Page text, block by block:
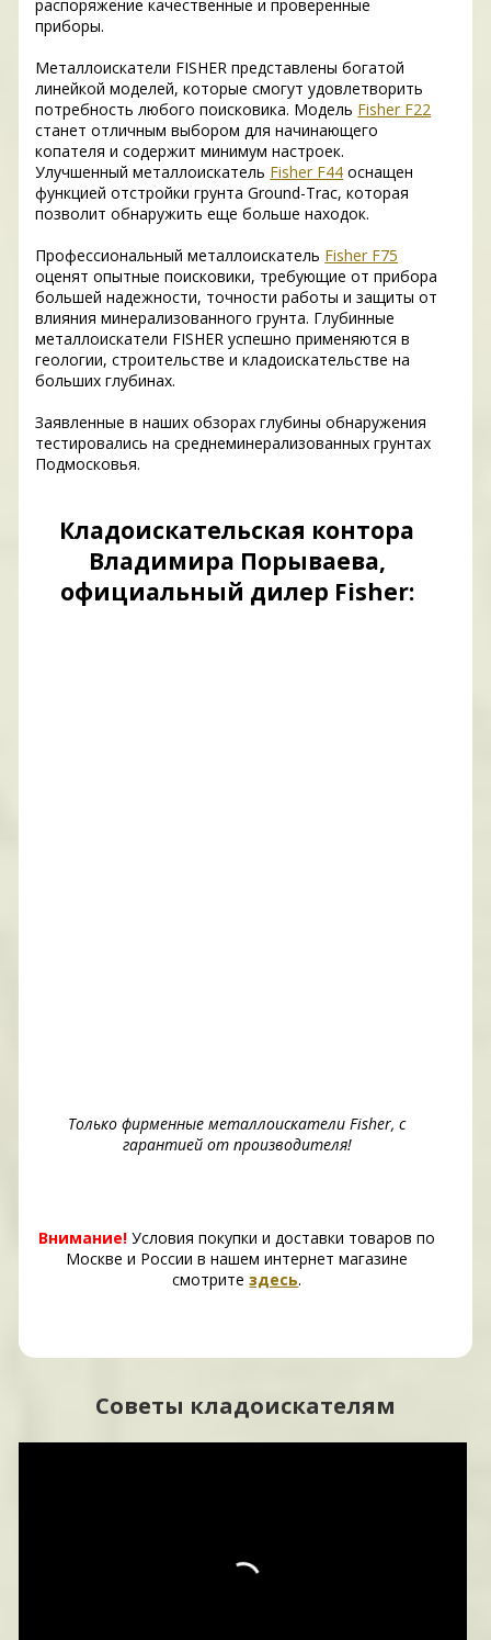
распоряжение качественные и проверенные
приборы.
Металлоискатели FISHER представлены богатой
линейкой моделей, которые смогут удовлетворить
потребность любого поисковика. Модель Fisher F22
станет отличным выбором для начинающего
копателя и содержит минимум настроек.
Улучшенный металлоискатель Fisher F44 оснащен
функцией отстройки грунта Ground-Trac, которая
позволит обнаружить еще больше находок.
Профессиональный металлоискатель Fisher F75
оценят опытные поисковики, требующие от прибора
большей надежности, точности работы и защиты от
влияния минерализованного грунта. Глубинные
металлоискатели FISHER успешно применяются в
геологии, строительстве и кладоискательстве на
больших глубинах.
Заявленные в наших обзорах глубины обнаружения
тестировались на среднеминерализованных грунтах
Подмосковья.
Кладоискательская контора
Владимира Порываева,
официальный дилер Fisher:
Только фирменные металлоискатели Fisher, с
гарантией от производителя!
Внимание! Условия покупки и доставки товаров по
Москве и России в нашем интернет магазине
смотритездесь.
Советы кладоискателям